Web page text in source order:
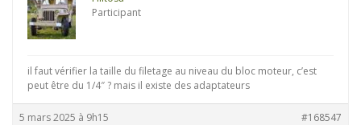
Participant
il faut vérifier la taille du filetage au niveau du bloc moteur, c’est
peut être du 1/4″ ? mais il existe des adaptateurs
5 mars 2025 à 9h15 #168547